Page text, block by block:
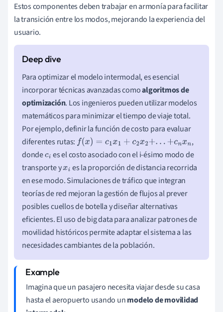
Estos componentes deben trabajar en armonía para facilitar
la transición entre los modos, mejorando la experiencia del
usuario.
Para optimizar el modelo intermodal, es esencial
incorporar técnicas avanzadas comoalgoritmos de
optimización. Los ingenieros pueden utilizar modelos
matemáticos para minimizar el tiempo de viaje total.
Por ejemplo, definir la función de costo para evaluar
diferentes rutas: f(x)=c 1x1+c2x2 +.. .+cnxn
,
dondeci es el costo asociado con el i-ésimo modo de
transporte yxi es la proporción de distancia recorrida
en ese modo. Simulaciones de tráfico que integran
teorías de red mejoran la gestión de flujos al prever
posibles cuellos de botella y diseñar alternativas
eficientes. El uso de big data para analizar patrones de
movilidad históricos permite adaptar el sistema a las
necesidades cambiantes de la población.
Imagina que un pasajero necesita viajar desde su casa
hasta el aeropuerto usando unmodelo de movilidad